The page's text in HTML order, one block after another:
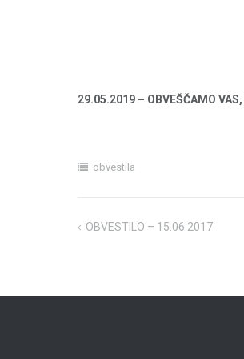
29.05.2019 – OBVEŠČAMO
obvestila
Navigacija
OBVESTILO – 15.06.2017